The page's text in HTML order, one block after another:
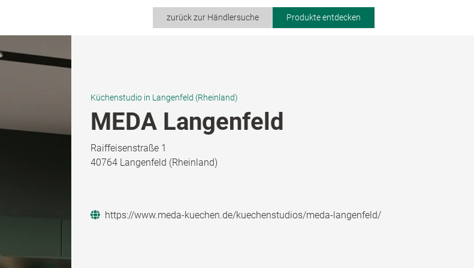
zurück zur Händlersuche Produkte entdecken
Küchenstudio in Langenfeld (Rheinland)
MEDA Langenfeld
Raiffeisenstraße 1
40764 Langenfeld (Rheinland)
https://www.meda-kuechen.de/kuechenstudios/meda-langenfeld/